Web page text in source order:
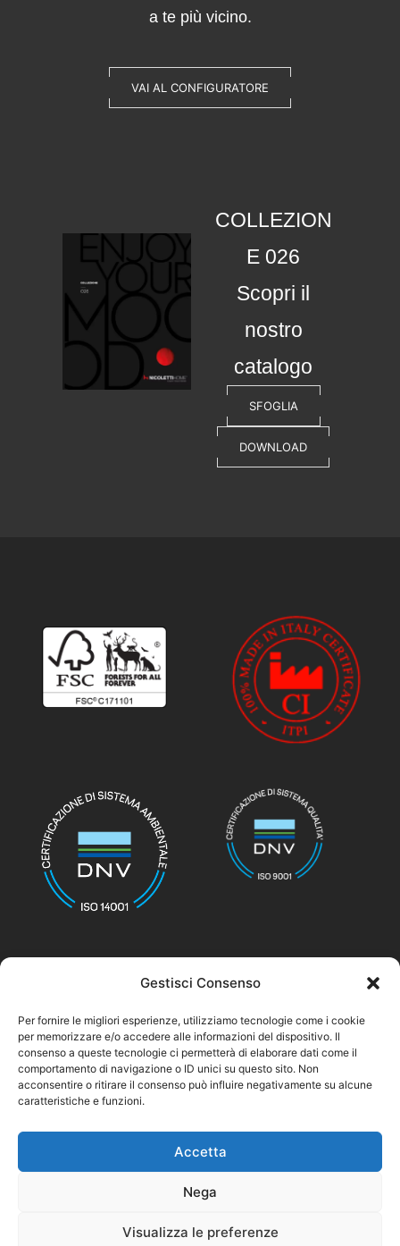
Gestisci Consenso
Per fornire le migliori esperienze, utilizziamo tecnologie come i cookie
per memorizzare e/o accedere alle informazioni del dispositivo. Il
consenso a queste tecnologie ci permetterà di elaborare dati come il
comportamento di navigazione o ID unici su questo sito. Non
acconsentire o ritirare il consenso può influire negativamente su alcune
caratteristiche e funzioni.
Accetta
Nega
Visualizza le preferenze
a te più vicino.
VAI AL CONFIGURATORE
COLLEZION
E 026
Scopri il
nostro
catalogo
SFOGLIA
DOWNLOAD
Privacy Policy
Cookie Policy